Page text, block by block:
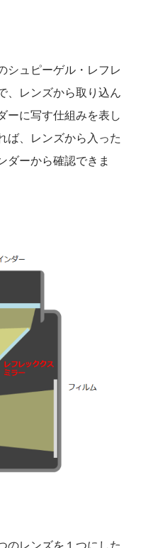
シュピーゲル・レフレ
、レンズから取り込ん
ーに写す仕組みを表し
ば、レンズから入った
ダーから確認できま
のレンズを１つにした